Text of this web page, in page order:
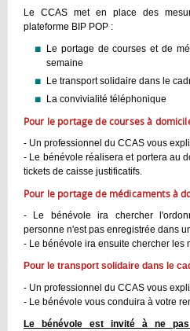
Le CCAS met en place des
plateforme BIP POP :
Le portage de courses et de
semaine
Le transport solidaire dans le
La convivialité téléphonique
Pour le portage de courses à
- Un professionnel du CCAS vous
- Le bénévole réalisera et portera au
tickets de caisse justificatifs.
Pour le portage de médicaments à
- Le bénévole ira chercher
personne n'est pas enregistrée dans
- Le bénévole ira ensuite chercher les
Pour le transport solidaire dans le
- Un professionnel du CCAS vous
- Le bénévole vous conduira à votre
Le bénévole est invité à ne